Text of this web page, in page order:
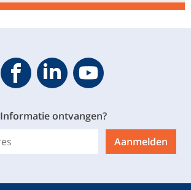
Geveke FacebookGeveke YouTube
Informatie ontvangen?
Aanmelden